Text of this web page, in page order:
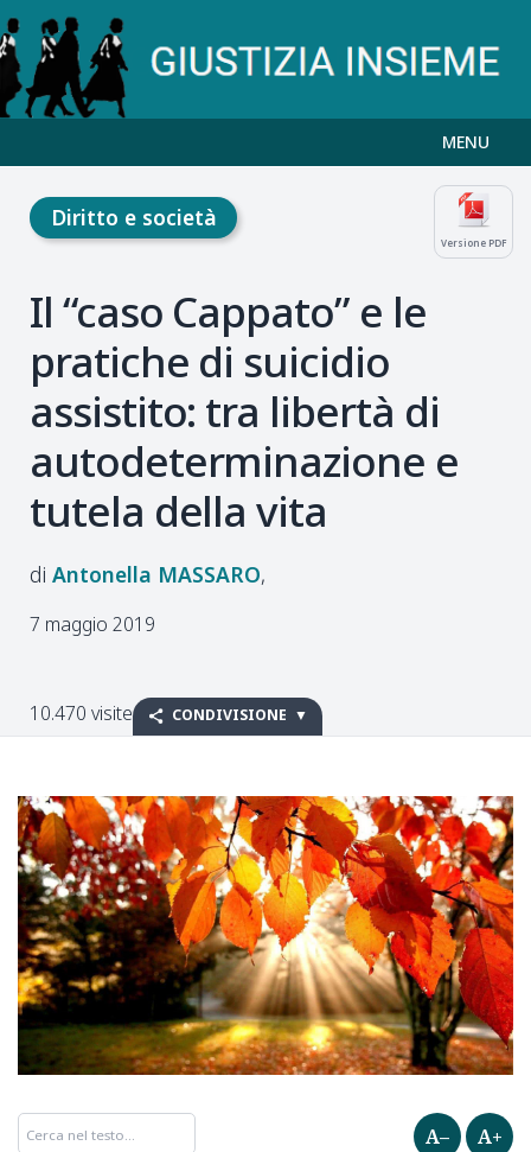
MENU
Versione PDF
Diritto e società
Il “caso Cappato” e le
pratiche di suicidio
assistito: tra libertà di
autodeterminazione e
tutela della vita
Antonella MASSARO
7 maggio 2019
10.470 visite CONDIVISIONE
A– A+